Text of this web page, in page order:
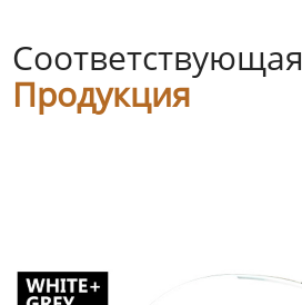
Соответствующая
Продукция